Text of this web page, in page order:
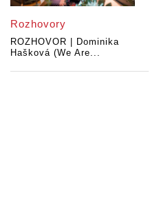
Rozhovory
ROZHOVOR | Dominika
Hašková (We Are...